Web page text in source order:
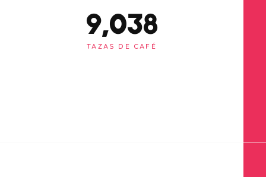
9,076
TAZAS DE CAFÉ